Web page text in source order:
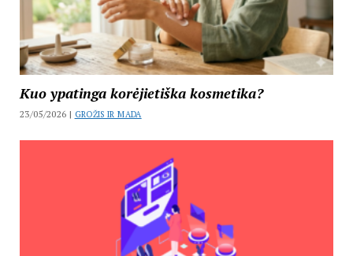
Kuo ypatinga korėjietiška kosmetika?
23/05/2026 | GROŽIS IR MADA